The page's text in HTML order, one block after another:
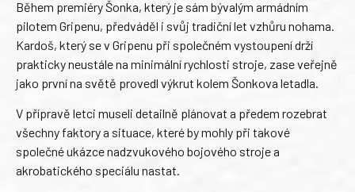
Během premiéry Šonka, který je sám bývalým armádním
pilotem Gripenu, předváděl i svůj tradiční let vzhůru nohama.
Kardoš, který se v Gripenu při společném vystoupení drží
prakticky neustále na minimální rychlosti stroje, zase veřejně
jako první na světě provedl výkrut kolem Šonkova letadla.
V přípravě letci museli detailně plánovat a předem rozebrat
všechny faktory a situace, které by mohly při takové
společné ukázce nadzvukového bojového stroje a
akrobatického speciálu nastat.